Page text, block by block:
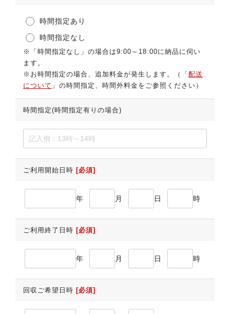
時間指定あり
時間指定なし
※「時間指定なし」の場合は9:00～18:00に納品に伺い
ます。
※お時間指定の場合、追加料金が発生します。（「 配送
について 」の時間指定、時間外料金をご参照ください）
時間指定(時間指定有りの場合)
ご利用開始日時 [必須]
年 月 日 時
ご利用終了日時 [必須]
年 月 日 時
回収ご希望日時 [必須]